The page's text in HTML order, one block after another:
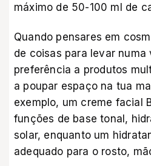
máximo de 50-100 ml de
Quando pensares em
de coisas para levar numa
preferência a produtos
a poupar espaço na tua
exemplo, um creme facial
funções de base tonal,
solar, enquanto um
adequado para o rosto,